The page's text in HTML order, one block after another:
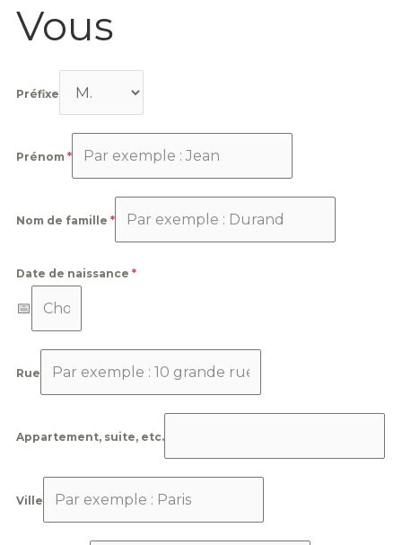
Vous
Préfixe
Prénom *
Nom de famille *
Date de naissance *
Rue
Appartement, suite, etc.
Ville